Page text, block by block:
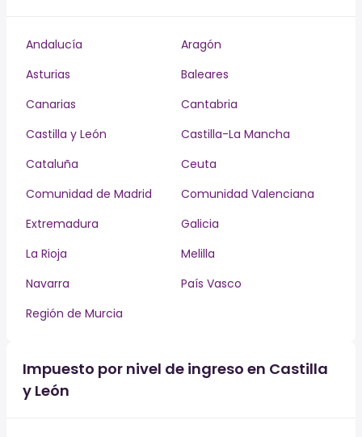
Andalucía
Aragón
Asturias
Baleares
Canarias
Cantabria
Castilla y León
Castilla-La Mancha
Cataluña
Ceuta
Comunidad de Madrid
Comunidad Valenciana
Extremadura
Galicia
La Rioja
Melilla
Navarra
País Vasco
Región de Murcia
Impuesto por nivel de ingreso en Castilla
y León